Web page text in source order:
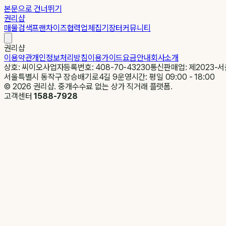
본문으로 건너뛰기
권리샵
매물검색프랜차이즈협력업체집기장터커뮤니티
권리샵
이용약관개인정보처리방침이용가이드요금안내회사소개
상호: 씨이오사업자등록번호: 408-70-43230통신판매업: 제2023-
서울특별시 동작구 장승배기로4길 9운영시간: 평일 09:00 - 18:00
© 2026 권리샵. 중개수수료 없는 상가 직거래 플랫폼.
고객센터1588-7928